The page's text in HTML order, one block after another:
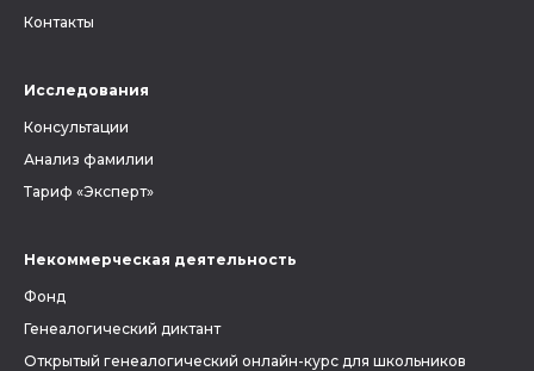
Контакты
Исследования
Консультации
Анализ фамилии
Тариф «Эксперт»
Некоммерческая деятельность
Фонд
Генеалогический диктант
Открытый генеалогический онлайн-курс для школьников